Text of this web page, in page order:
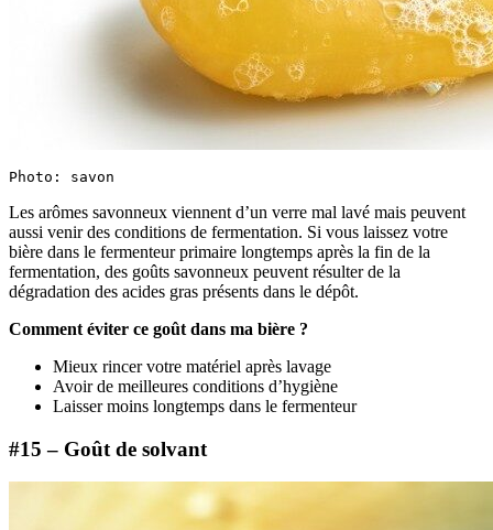
Photo: savon
Les arômes savonneux viennent d’un verre mal lavé mais peuvent
aussi venir des conditions de fermentation. Si vous laissez votre
bière dans le fermenteur primaire longtemps après la fin de la
fermentation, des goûts savonneux peuvent résulter de la
dégradation des acides gras présents dans le dépôt.
Comment éviter ce goût dans ma bière ?
Mieux rincer votre matériel après lavage
Avoir de meilleures conditions d’hygiène
Laisser moins longtemps dans le fermenteur
#15 – Goût de solvant